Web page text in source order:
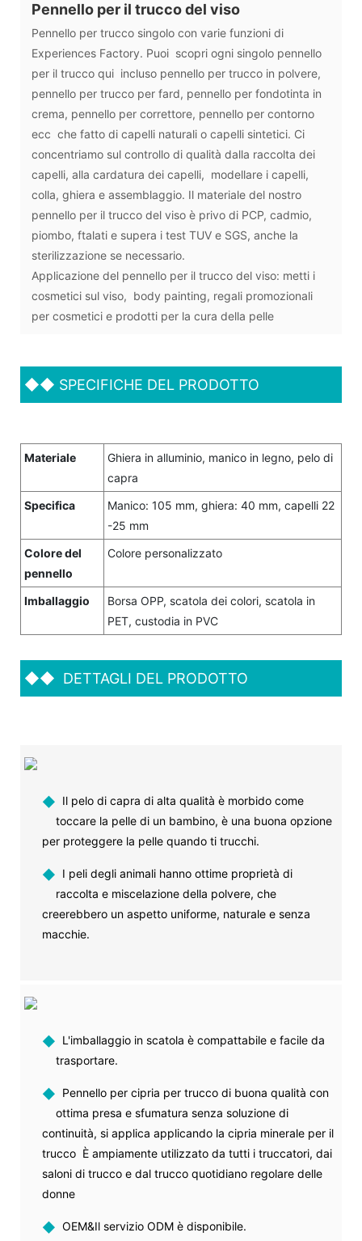
Pennello per il trucco del viso
Pennello per trucco singolo con varie funzioni di
Experiences Factory. Puoi scopri ogni singolo pennello
per il trucco qui incluso pennello per trucco in polvere,
pennello per trucco per fard, pennello per fondotinta in
crema, pennello per correttore, pennello per contorno
ecc che fatto di capelli naturali o capelli sintetici. Ci
concentriamo sul controllo di qualità dalla raccolta dei
capelli, alla cardatura dei capelli, modellare i capelli,
colla, ghiera e assemblaggio. Il materiale del nostro
pennello per il trucco del viso è privo di PCP, cadmio,
piombo, ftalati e supera i test TUV e SGS, anche la
sterilizzazione se necessario.
Applicazione del pennello per il trucco del viso: metti i
cosmetici sul viso, body painting, regali promozionali
per cosmetici e prodotti per la cura della pelle
◆◆ SPECIFICHE DEL PRODOTTO
Materiale
Ghiera in alluminio, manico in legno, pelo di
capra
Specifica
Manico: 105 mm, ghiera: 40 mm, capelli 22
-25 mm
Colore del
pennello
Colore personalizzato
Imballaggio
Borsa OPP, scatola dei colori, scatola in
PET, custodia in PVC
◆◆ DETTAGLI DEL PRODOTTO
◆ Il pelo di capra di alta qualità è morbido come
toccare la pelle di un bambino, è una buona opzione
per proteggere la pelle quando ti trucchi.
◆ I peli degli animali hanno ottime proprietà di
raccolta e miscelazione della polvere, che
creerebbero un aspetto uniforme, naturale e senza
macchie.
◆ L'imballaggio in scatola è compattabile e facile da
trasportare.
◆ Pennello per cipria per trucco di buona qualità con
ottima presa e sfumatura senza soluzione di
continuità, si applica applicando la cipria minerale per il
trucco È ampiamente utilizzato da tutti i truccatori, dai
saloni di trucco e dal trucco quotidiano regolare delle
donne
◆ OEM&Il servizio ODM è disponibile.